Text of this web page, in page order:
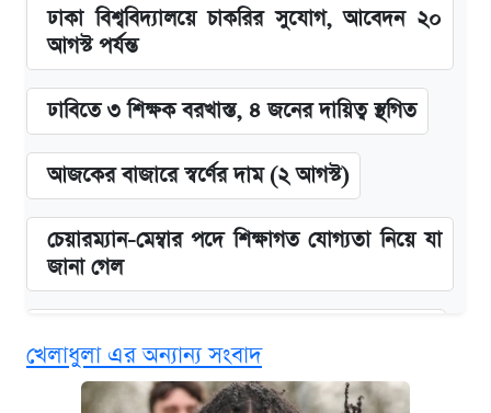
ঢাকা বিশ্ববিদ্যালয়ে চাকরির সুযোগ, আবেদন ২০
আগস্ট পর্যন্ত
ঢাবিতে ৩ শিক্ষক বরখাস্ত, ৪ জনের দায়িত্ব স্থগিত
আজকের বাজারে স্বর্ণের দাম (২ আগস্ট)
চেয়ারম্যান-মেম্বার পদে শিক্ষাগত যোগ্যতা নিয়ে যা
জানা গেল
বিনামূল্যে এআই প্রশিক্ষণ, মিলবে দৈনিক ২০০ টাকা
খেলাধুলা এর অন্যান্য সংবাদ